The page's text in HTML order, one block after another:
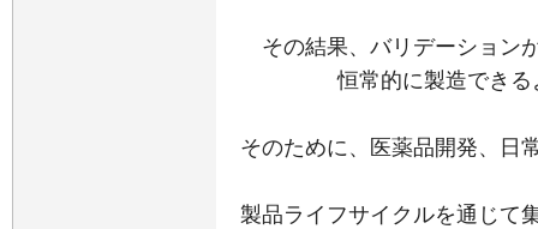
その結果、バリデーション
恒常的に製造でき
そのために、医薬品開発、日
製品ライフサイクルを通じて